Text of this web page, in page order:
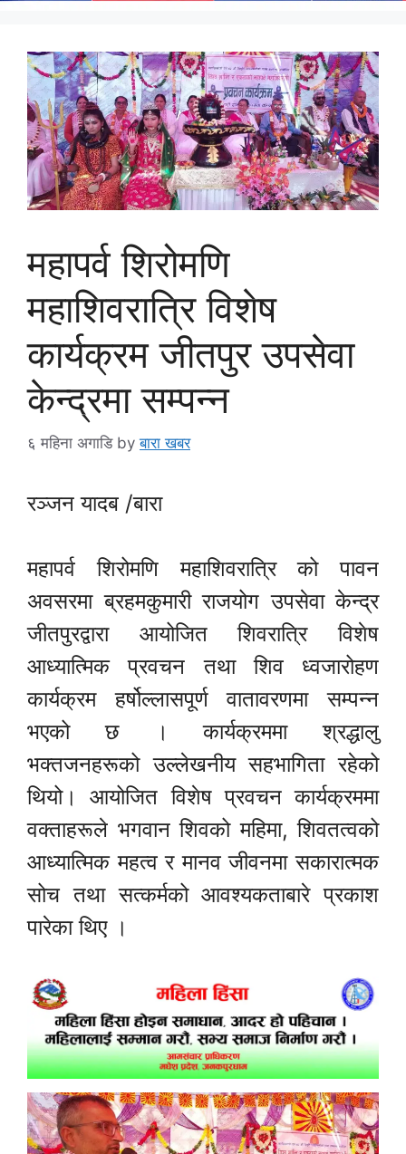
महापर्व शिरोमणि
महाशिवरात्रि विशेष
कार्यक्रम जीतपुर उपसेवा
केन्द्रमा सम्पन्न
६ महिना अगाडि byबारा खबर
रञ्जन यादब /बारा
महापर्व शिरोमणि महाशिवरात्रि को पावन
अवसरमा ब्रहमकुमारी राजयोग उपसेवा केन्द्र
जीतपुरद्वारा आयोजित शिवरात्रि विशेष
आध्यात्मिक प्रवचन तथा शिव ध्वजारोहण
कार्यक्रम हर्षोल्लासपूर्ण वातावरणमा सम्पन्न
भएको छ । कार्यक्रममा श्रद्धालु
भक्तजनहरूको उल्लेखनीय सहभागिता रहेको
थियो। आयोजित विशेष प्रवचन कार्यक्रममा
वक्ताहरूले भगवान शिवको महिमा, शिवतत्वको
आध्यात्मिक महत्व र मानव जीवनमा सकारात्मक
सोच तथा सत्कर्मको आवश्यकताबारे प्रकाश
पारेका थिए ।